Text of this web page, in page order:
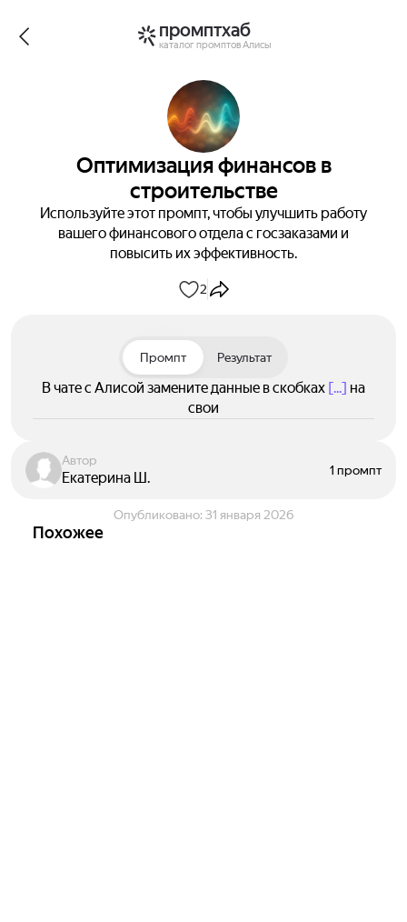
промптхаб
каталог промптов Алисы
Оптимизация финансов в
строительстве
Используйте этот промпт, чтобы улучшить работу
вашего финансового отдела с госзаказами и
повысить их эффективность.
2
Промпт Результат
В чате с Алисой замените данные в скобках [...] на
свои
Автор
Екатерина Ш. 1 промпт
Опубликовано: 31 января 2026
Похожее